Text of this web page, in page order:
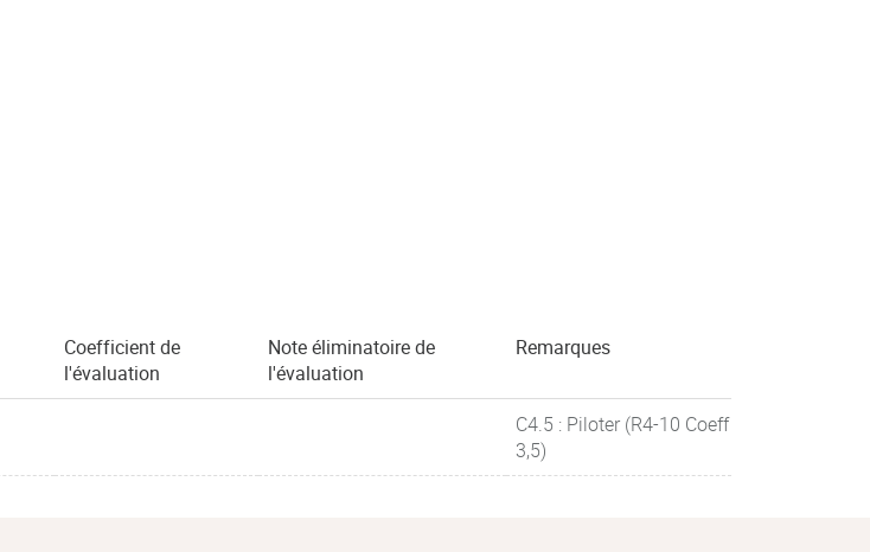
Coefficient de
l'évaluation
Note éliminatoire de
l'évaluation
Remarques
C4.5 : Piloter (R4-10 Coeff
3,5)